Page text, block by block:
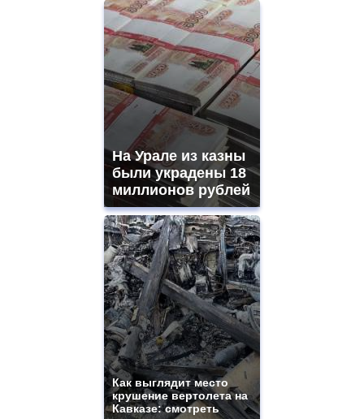
На Урале из казны
были украдены 18
миллионов рублей
Как выглядит место
крушение вертолета на
Кавказе: смотреть